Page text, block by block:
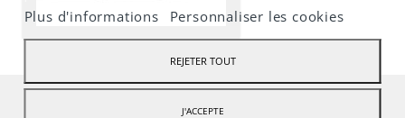
Plus d'informations Personnaliser les cookies
REJETER TOUT
J'ACCEPTE